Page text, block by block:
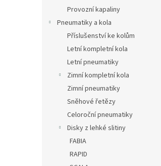
Provozní kapaliny
Pneumatiky a kola
Příslušenství ke kolům
Letní kompletní kola
Letní pneumatiky
Zimní kompletní kola
Zimní pneumatiky
Sněhové řetězy
Celoroční pneumatiky
Disky z lehké slitiny
FABIA
RAPID